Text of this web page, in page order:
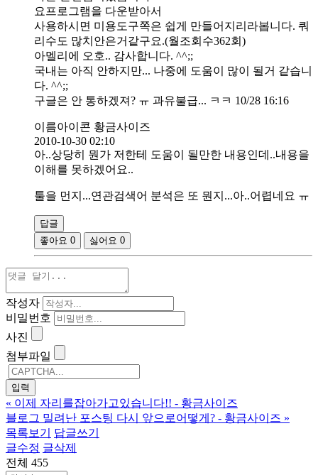
요프로그램을 다운받아서
사용하시면 미용도구쪽은 쉽게 만들어지리라봅니다. 쿼
리수도 많치안은거같구요.(월조회수362회)
아멜리에 오호.. 감사합니다. ^^;;
국내는 아직 안하지만... 나중에 도움이 많이 될거 같습니
다. ^^;;
구글은 안 통하겠져? ㅠ 과유불급... ㅋㅋ 10/28 16:16
이름아이콘 황금사이즈
2010-10-30 02:10
아..상당히 뭔가 저한테 도움이 될만한 내용인데..내용을
이해를 못하겠어요..
툴을 먼지...연관검색어 분석은 또 뭔지...아..어렵네요 ㅠ
답글
좋아요 0 싫어요 0
작성자
비밀번호
사진
첨부파일
« 이제 자리를잡아가고있습니다!! - 황금사이즈
블로그 밀려난 포스팅 다시 앞으로어떻게? - 황금사이즈 »
목록보기
답글쓰기
글수정 글삭제
전체 455